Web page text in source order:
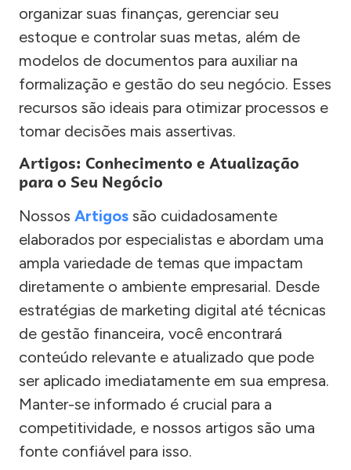
organizar suas finanças, gerenciar seu
estoque e controlar suas metas, além de
modelos de documentos para auxiliar na
formalização e gestão do seu negócio. Esses
recursos são ideais para otimizar processos e
tomar decisões mais assertivas.
Artigos: Conhecimento e Atualização
para o Seu Negócio
Nossos Artigos são cuidadosamente
elaborados por especialistas e abordam uma
ampla variedade de temas que impactam
diretamente o ambiente empresarial. Desde
estratégias de marketing digital até técnicas
de gestão financeira, você encontrará
conteúdo relevante e atualizado que pode
ser aplicado imediatamente em sua empresa.
Manter-se informado é crucial para a
competitividade, e nossos artigos são uma
fonte confiável para isso.